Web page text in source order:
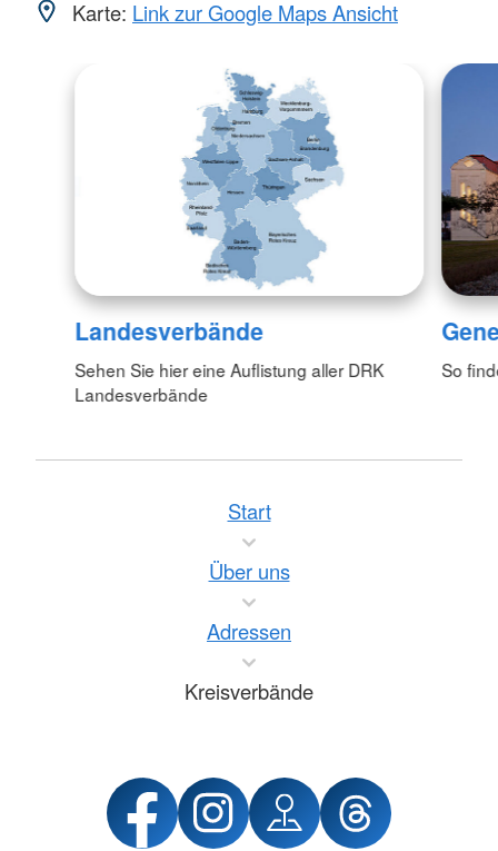
Karte: Link zur Google Maps Ansicht
Landesverbände
Sehen Sie hier eine Auflistung aller DRK
Landesverbände
So
Start
Über uns
Adressen
Kreisverbände